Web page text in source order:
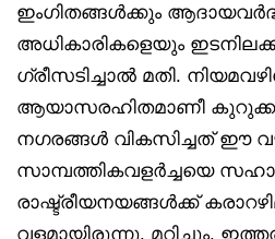
ഇംഗിതങ്ങൾക്കും
അധികാരികളെയും
ഗ്രീസടിച്ചാൽ മതി.
ആയാസരഹിതമാണീ
നഗരങ്ങൾ വികസിച്ചത് ഈ
സാമ്പത്തികവളർച്ചയെ
രാഷ്ട്രീയനയങ്ങൾക്ക്
വളമായിരുന്നു. മറിച്ചും.